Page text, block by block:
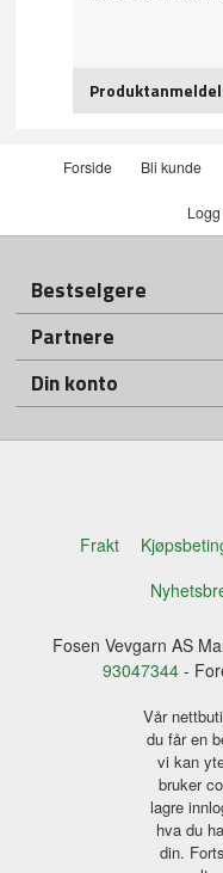
Forside Bli kunde
Bestselgere
Partnere
Din konto
Frakt
Fosen Vevgarn AS
93047344-
Vår
du får en
vi kan
bruker
lagre
hva du
din.